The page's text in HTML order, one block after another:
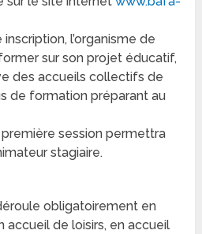
l’organisme de
sur son projet éducatif,
des accueils collectifs de
de formation préparant au
session permettra
stagiaire.
obligatoirement en
accueil de loisirs, en accueil